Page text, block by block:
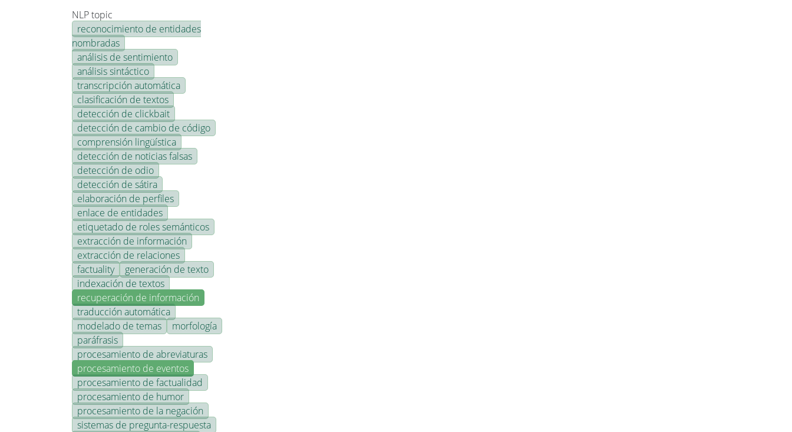
NLP topic
reconocimiento de entidades
nombradas
análisis de sentimiento
análisis sintáctico
transcripción automática
clasificación de textos
detección de clickbait
detección de cambio de código
comprensión lingüística
detección de noticias falsas
detección de odio
detección de sátira
elaboración de perfiles
enlace de entidades
etiquetado de roles semánticos
extracción de información
extracción de relaciones
factuality
generación de texto
indexación de textos
recuperación de información
traducción automática
modelado de temas
morfología
paráfrasis
procesamiento de abreviaturas
procesamiento de eventos
procesamiento de factualidad
procesamiento de humor
procesamiento de la negación
sistemas de pregunta-respuesta